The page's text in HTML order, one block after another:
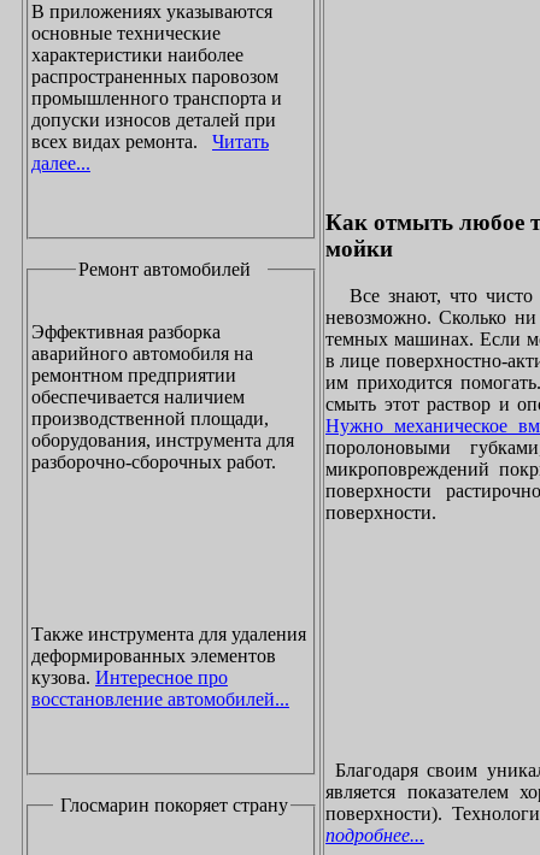
В приложениях указываются
основные технические
характеристики наиболее
распространенных паровозом
промышленного транспорта и
допуски износов деталей при
всех видах ремонта. Читать
далее...
Ремонт автомобилей
Эффективная разборка
аварийного автомобиля на
ремонтном предприятии
обеспечивается наличием
производственной площади,
оборудования, инструмента для
разборочно-сборочных работ.
Также инструмента для удаления
деформированных элементов
кузова. Интересное про
восстановление автомобилей...
Глосмарин покоряет страну
Как отмыть любое
мойки
Все знают, что чисто
невозможно. Сколько
темных машинах. Если
в лице поверхностно-
им приходится
смыть этот раствор и
Нужно механическое
поролоновыми
микроповреждений
поверхности
поверхности.
Благодаря своим
является показателем
поверхности).
подробнее...